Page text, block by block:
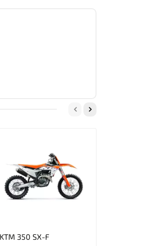
KTM 350 SX-F